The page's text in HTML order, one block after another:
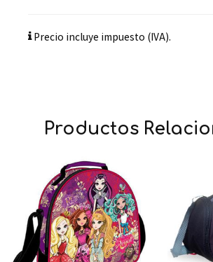
Precio incluye impuesto (IVA).
Productos